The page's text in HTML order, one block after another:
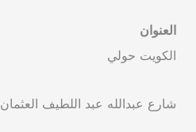
العنوان
الكويت حولي
شارع عبدالله عبد اللطيف العثمان